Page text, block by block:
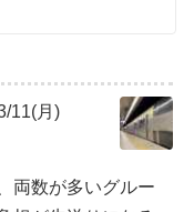
11(月)
両数が多いグルー